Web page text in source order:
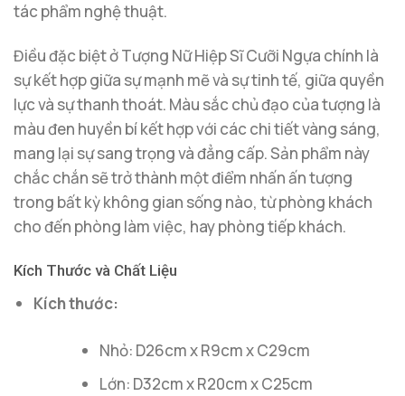
tác phẩm nghệ thuật.
Điều đặc biệt ở Tượng Nữ Hiệp Sĩ Cưỡi Ngựa chính là
sự kết hợp giữa sự mạnh mẽ và sự tinh tế, giữa quyền
lực và sự thanh thoát. Màu sắc chủ đạo của tượng là
màu đen huyền bí kết hợp với các chi tiết vàng sáng,
mang lại sự sang trọng và đẳng cấp. Sản phẩm này
chắc chắn sẽ trở thành một điểm nhấn ấn tượng
trong bất kỳ không gian sống nào, từ phòng khách
cho đến phòng làm việc, hay phòng tiếp khách.
Kích Thước và Chất Liệu
Kích thước:
Nhỏ: D26cm x R9cm x C29cm
Lớn: D32cm x R20cm x C25cm